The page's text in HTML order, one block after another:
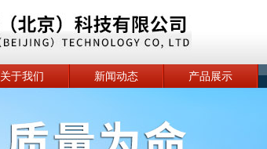
关于我们 新闻动态 产品展示